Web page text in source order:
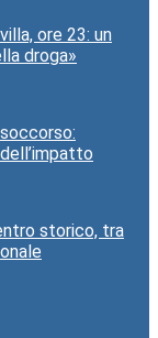
ore 23: un
droga»
storico, tra